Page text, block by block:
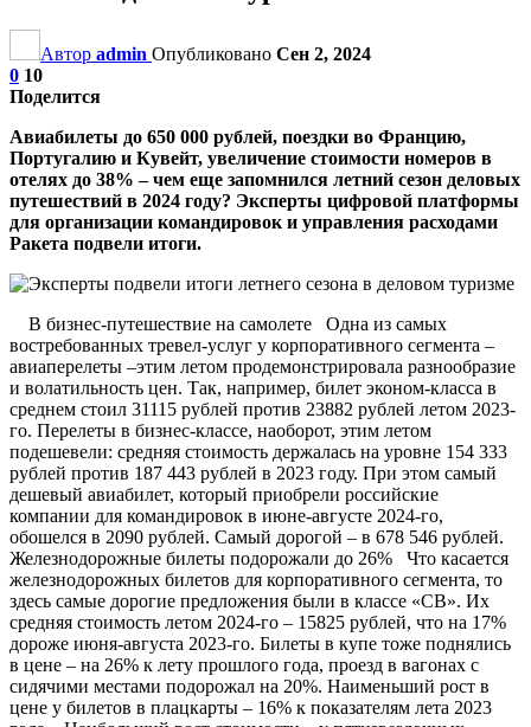
Автор admin Опубликовано Сен 2, 2024
0 10
Поделится
Авиабилеты до 650 000 рублей, поездки во Францию,
Португалию и Кувейт, увеличение стоимости номеров в
отелях до 38% – чем еще запомнился летний сезон деловых
путешествий в 2024 году? Эксперты цифровой платформы
для организации командировок и управления расходами
Ракета подвели итоги.
В бизнес-путешествие на самолете Одна из самых
востребованных тревел-услуг у корпоративного сегмента –
авиаперелеты –этим летом продемонстрировала разнообразие
и волатильность цен. Так, например, билет эконом-класса в
среднем стоил 31115 рублей против 23882 рублей летом 2023-
го. Перелеты в бизнес-классе, наоборот, этим летом
подешевели: средняя стоимость держалась на уровне 154 333
рублей против 187 443 рублей в 2023 году. При этом самый
дешевый авиабилет, который приобрели российские
компании для командировок в июне-августе 2024-го,
обошелся в 2090 рублей. Самый дорогой – в 678 546 рублей.
Железнодорожные билеты подорожали до 26% Что касается
железнодорожных билетов для корпоративного сегмента, то
здесь самые дорогие предложения были в классе «СВ». Их
средняя стоимость летом 2024-го – 15825 рублей, что на 17%
дороже июня-августа 2023-го. Билеты в купе тоже поднялись
в цене – на 26% к лету прошлого года, проезд в вагонах с
сидячими местами подорожал на 20%. Наименьший рост в
цене у билетов в плацкарты – 16% к показателям лета 2023